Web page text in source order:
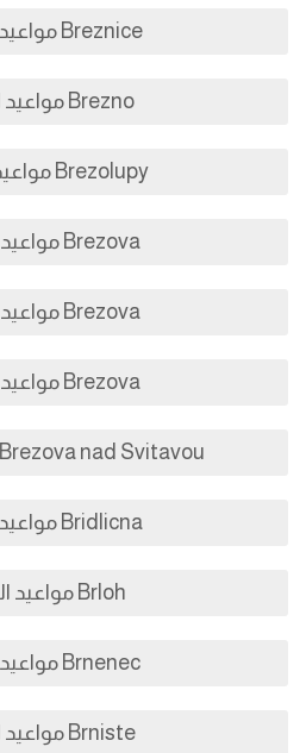
Breznice مواعيد الصلاة
Brezno مواعيد الصلاة
Brezolupy مواعيد الصلاة
Brezova مواعيد الصلاة
Brezova مواعيد الصلاة
Brezova مواعيد الصلاة
Brezova nad Svitavou مواعيد الصلاة
Bridlicna مواعيد الصلاة
Brloh مواعيد الصلاة
Brnenec مواعيد الصلاة
Brniste مواعيد الصلاة